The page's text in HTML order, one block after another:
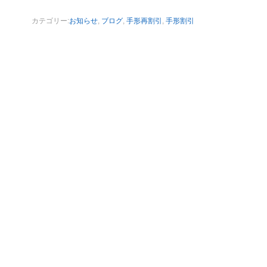
カテゴリー:お知らせ ブログ 手形再割引 手形割引